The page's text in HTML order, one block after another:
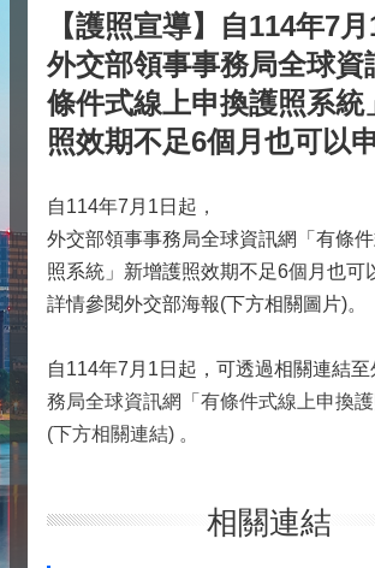
【護照宣導】自114年7月
外交部領事事務局全球資
條件式線上申換護照系統
照效期不足6個月也可以申
自114年7月1日起 ，
外交部領事事務局全球資訊網「有條
照系統」新增護照效期不足6個月也可
詳情參閱外交部海報(下方相關圖片)。
自114年7月1日起，可透過相關連結至
務局全球資訊網「有條件式線上申換
(下方相關連結) 。
相關連結